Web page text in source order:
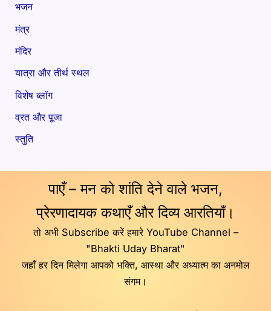
भजन
मंत्र
मंदिर
यात्रा और तीर्थ स्थल
विशेष ब्लॉग
व्रत और पूजा
स्तुति
पाएँ – मन को शांति देने वाले भजन,
प्रेरणादायक कथाएँ और दिव्य आरतियाँ।
तो अभी Subscribe करें हमारे YouTube Channel –
"Bhakti Uday Bharat"
जहाँ हर दिन मिलेगा आपको भक्ति, आस्था और अध्यात्म का अनमोल
संगम।